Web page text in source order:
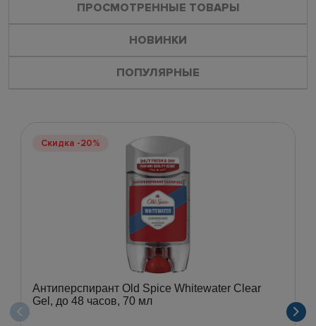
ПРОСМОТРЕННЫЕ ТОВАРЫ
НОВИНКИ
ПОПУЛЯРНЫЕ
Скидка -20%
Антиперспирант Old Spice Whitewater Clear
Gel, до 48 часов, 70 мл